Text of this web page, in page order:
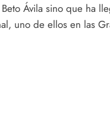
Ávila sino que ha
uno de ellos en las